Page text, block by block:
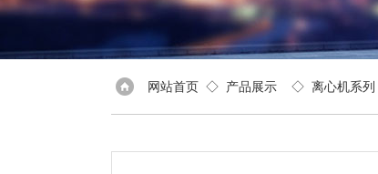
网站首页 ◇ 产品展示 ◇ 离心机系列